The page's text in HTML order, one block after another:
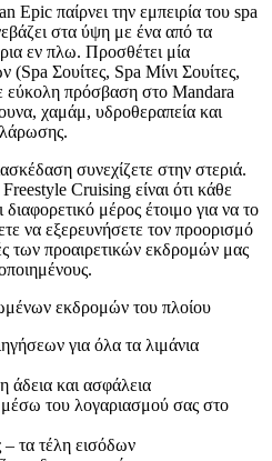
παίρνει την εμπειρία του spa
στα ύψη με ένα από τα
εν πλω. Προσθέτει μία
(Spa Σουίτες, Spa Μίνι Σουίτες,
εύκολη πρόσβαση στο Mandara
χαμάμ, υδροθεραπεία και
συνεχίζετε στην στεριά.
Cruising είναι ότι κάθε
μέρος έτοιμο για να το
να εξερευνήσετε τον προορισμό
των προαιρετικών εκδρομών μας
εκδρομών του πλοίου
για όλα τα λιμάνια
άδεια και ασφάλεια
του λογαριασμού σας στο
τα τέλη εισόδων